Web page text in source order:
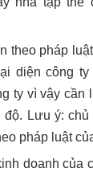
theo pháp
diện công
ty vì vậy cần
độ. Lưu ý:
pháp luật
doanh của